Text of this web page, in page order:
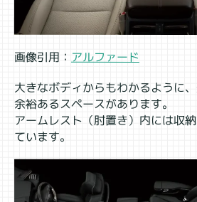
画像引用： アルファード
大きなボディからもわかるように
余裕あるスペースがあります。
アームレスト（肘置き）内には収
ています。